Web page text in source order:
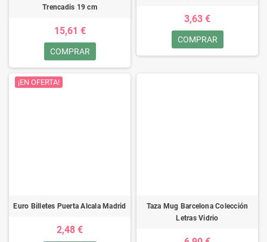
Trencadis 19 cm
15,61 €
COMPRAR
3,63 €
COMPRAR
¡EN OFERTA!
Euro Billetes Puerta Alcala Madrid
2,48 €
Taza Mug Barcelona Colección
Letras Vidrio